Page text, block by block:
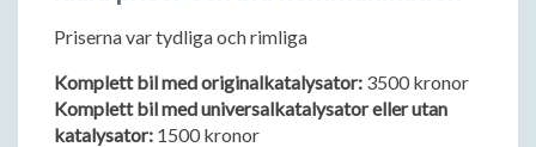
Priserna var tydliga och rimliga
Komplett bil med originalkatalysator: 3500 kronor
Komplett bil med universalkatalysator eller utan
katalysator: 1500 kronor